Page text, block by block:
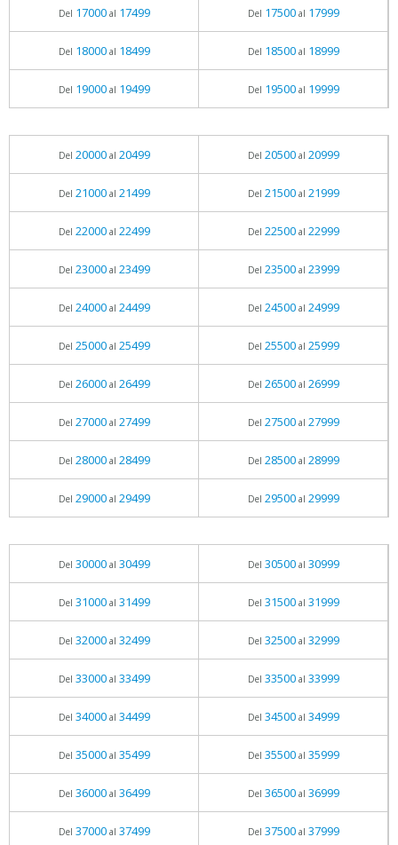
Del 17000al 17499 Del 17500al 17999
Del 18000al 18499 Del 18500al 18999
Del 19000al 19499 Del 19500al 19999
Del 20000al 20499 Del 20500al 20999
Del 21000al 21499 Del 21500al 21999
Del 22000al 22499 Del 22500al 22999
Del 23000al 23499 Del 23500al 23999
Del 24000al 24499 Del 24500al 24999
Del 25000al 25499 Del 25500al 25999
Del 26000al 26499 Del 26500al 26999
Del 27000al 27499 Del 27500al 27999
Del 28000al 28499 Del 28500al 28999
Del 29000al 29499 Del 29500al 29999
Del 30000al 30499 Del 30500al 30999
Del 31000al 31499 Del 31500al 31999
Del 32000al 32499 Del 32500al 32999
Del 33000al 33499 Del 33500al 33999
Del 34000al 34499 Del 34500al 34999
Del 35000al 35499 Del 35500al 35999
Del 36000al 36499 Del 36500al 36999
Del 37000al 37499 Del 37500al 37999